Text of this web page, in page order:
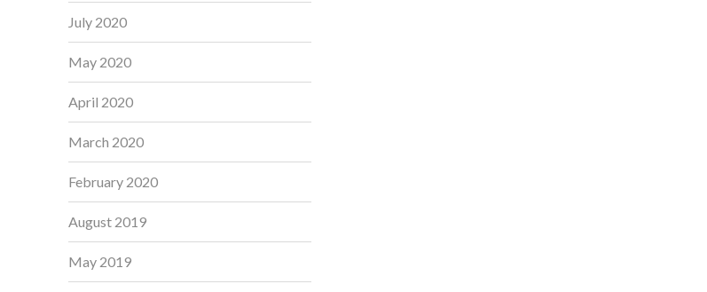
July 2020
May 2020
April 2020
March 2020
February 2020
August 2019
May 2019